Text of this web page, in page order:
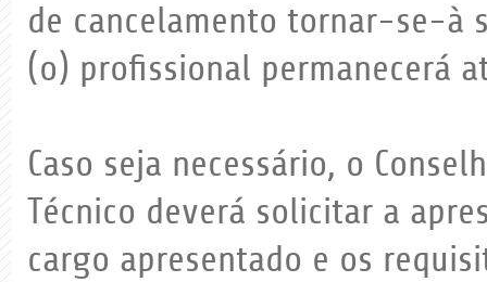
de cancelamento tornar-se-à
(o) profissional permanecerá
Caso seja necessário, o
Técnico deverá solicitar a
cargo apresentado e os